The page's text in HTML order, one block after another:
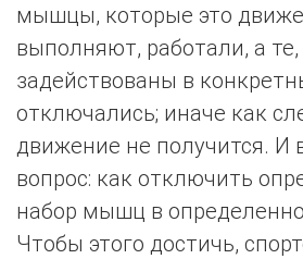
мышцы, которые это
выполняют, работали, а
задействованы в
отключались; иначе как
движение не получится. И
вопрос: как отключить
набор мышц в
Чтобы этого достичь,